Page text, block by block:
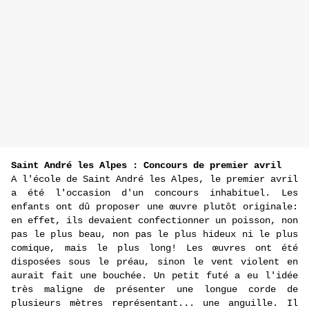
Saint André les Alpes : Concours de premier avril
A l'école de Saint André les Alpes, le premier avril
a été l'occasion d'un concours inhabituel. Les
enfants ont dû proposer une œuvre plutôt originale:
en effet, ils devaient confectionner un poisson, non
pas le plus beau, non pas le plus hideux ni le plus
comique, mais le plus long! Les œuvres ont été
disposées sous le préau, sinon le vent violent en
aurait fait une bouchée. Un petit futé a eu l'idée
très maligne de présenter une longue corde de
plusieurs mètres représentant... une anguille. Il